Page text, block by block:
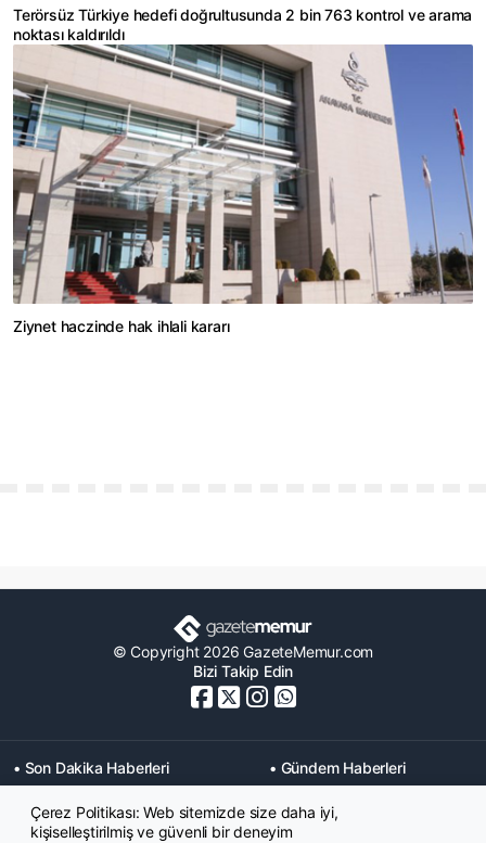
Terörsüz Türkiye hedefi doğrultusunda 2 bin 763 kontrol ve arama
noktası kaldırıldı
Ziynet haczinde hak ihlali kararı
© Copyright 2026 GazeteMemur.com
Bizi Takip Edin
• Son Dakika Haberleri
• Gündem Haberleri
• Memurlar Haberleri
• KPSS Haberleri
• Ekonomi Haberleri
• Eğitim Haberleri
• Yaşam Haberleri
• Maaş Verileri Haberleri
Çerez Politikası: Web sitemizde size daha iyi,
kişiselleştirilmiş ve güvenli bir deneyim